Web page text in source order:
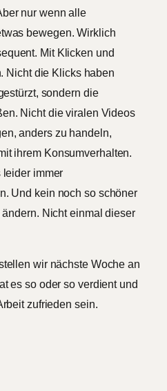
nur wenn alle
bewegen. Wirklich
Mit Klicken und
Nicht die Klicks haben
sondern die
Nicht die viralen Videos
anders zu handeln,
ihrem Konsumverhalten.
immer
Und kein noch so schöner
Nicht einmal dieser
wir nächste Woche an
es so oder so verdient und
zufrieden sein.